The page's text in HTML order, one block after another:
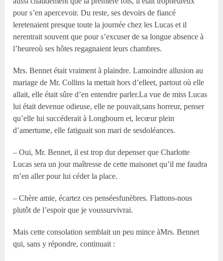
pour s’en apercevoir. Du reste, ses devoirs de fiancé
leretenaient presque toute la journée chez les Lucas et il
nerentrait souvent que pour s’excuser de sa longue absence à
l’heureoù ses hôtes regagnaient leurs chambres.
Mrs. Bennet était vraiment à plaindre. Lamoindre allusion au
mariage de Mr. Collins la mettait hors d’elleet, partout où elle
allait, elle était sûre d’en entendre parler.La vue de miss Lucas
lui était devenue odieuse, elle ne pouvait,sans horreur, penser
qu’elle lui succéderait à Longbourn et, lecœur plein
d’amertume, elle fatiguait son mari de sesdoléances.
– Oui, Mr. Bennet, il est trop dur depenser que Charlotte
Lucas sera un jour maîtresse de cette maisonet qu’il me faudra
m’en aller pour lui céder la place.
– Chère amie, écartez ces penséesfunèbres. Flattons-nous
plutôt de l’espoir que je voussurvivrai.
Mais cette consolation semblait un peu mince àMrs. Bennet
qui, sans y répondre, continuait :